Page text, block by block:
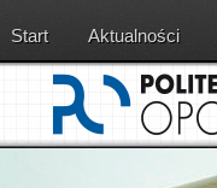
Start Aktualności